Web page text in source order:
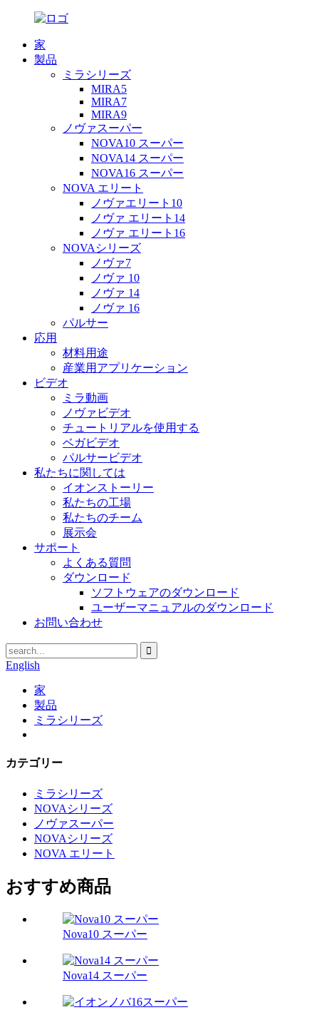
家
製品
ミラシリーズ
MIRA5
MIRA7
MIRA9
ノヴァスーパー
NOVA10 スーパー
NOVA14 スーパー
NOVA16 スーパー
NOVA エリート
ノヴァエリート10
ノヴァ エリート14
ノヴァ エリート16
NOVAシリーズ
ノヴァ7
ノヴァ 10
ノヴァ 14
ノヴァ 16
パルサー
応用
材料用途
産業用アプリケーション
ビデオ
ミラ動画
ノヴァビデオ
チュートリアルを使用する
ベガビデオ
パルサービデオ
私たちに関しては
イオンストーリー
私たちの工場
私たちのチーム
展示会
サポート
よくある質問
ダウンロード
ソフトウェアのダウンロード
ユーザーマニュアルのダウンロード
お問い合わせ
English
家
製品
ミラシリーズ
カテゴリー
ミラシリーズ
NOVAシリーズ
ノヴァスーパー
NOVAシリーズ
NOVA エリート
おすすめ商品
Nova10 スーパー
Nova14 スーパー